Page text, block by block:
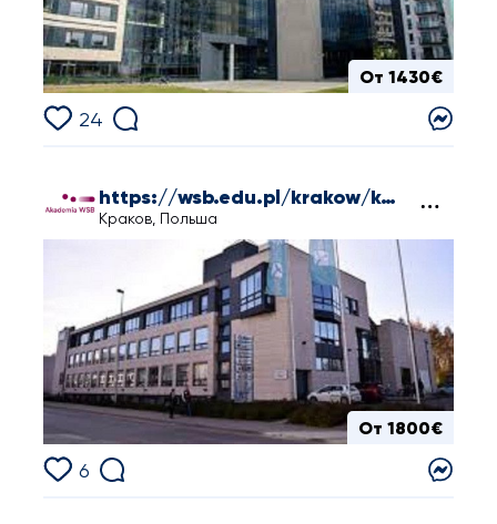
От 1430€
24
https://wsb.edu.pl/krakow/kandydat/studia-i-stopnia
Краков, Польша
От 1800€
6